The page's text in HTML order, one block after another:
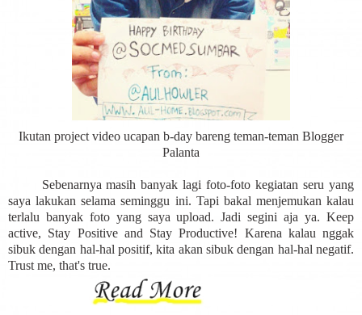
Ikutan project video ucapan b-day bareng teman-teman Blogger
Palanta
Sebenarnya masih banyak lagi foto-foto kegiatan seru yang
saya lakukan selama seminggu ini. Tapi bakal menjemukan kalau
terlalu banyak foto yang saya upload. Jadi segini aja ya. Keep
active, Stay Positive and Stay Productive! Karena kalau nggak
sibuk dengan hal-hal positif, kita akan sibuk dengan hal-hal negatif.
Trust me, that's true.